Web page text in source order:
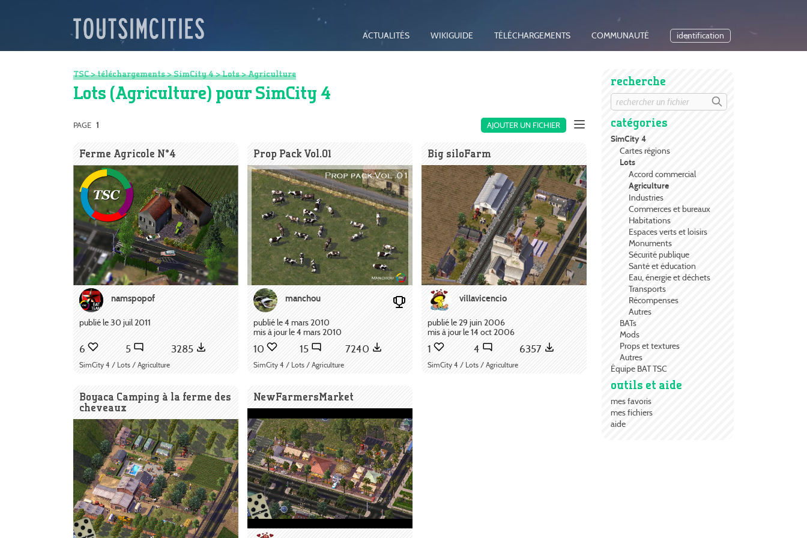
ACTUALITÉS WIKIGUIDE TÉLÉCHARGEMENTS COMMUNAUTÉ identification
recherche
catégories
SimCity 4
Cartes régions
Lots
Accord commercial
Agriculture
Industries
Commerces et bureaux
Habitations
Espaces verts et loisirs
Monuments
Sécurité publique
Santé et éducation
Eau, énergie et déchets
Transports
Récompenses
Autres
BATs
Mods
Props et textures
Autres
Équipe BAT TSC
outils et aide
mes favoris
mes fichiers
aide
TSC>téléchargements>SimCity 4>Lots>Agriculture
Lots (Agriculture) pour SimCity 4
AJOUTER UN FICHIER
PAGE 1
Ferme Agricole N°4
namspopof
publié le 30 juil 2011
6 5 3285
SimCity 4 / Lots / Agriculture
Prop Pack Vol.01
manchou
publié le 4 mars 2010
mis à jour le 4 mars 2010
10 15 7240
SimCity 4 / Lots / Agriculture
Big siloFarm
villavicencio
publié le 29 juin 2006
mis à jour le 14 oct 2006
1 4 6357
SimCity 4 / Lots / Agriculture
Boyaca Camping à la ferme des
cheveaux
NewFarmersMarket